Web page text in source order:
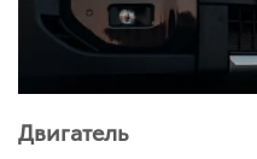
Двигатель